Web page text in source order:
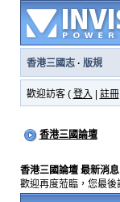
香港三國志· 版規
歡迎訪客 ( 登入 註冊
香港三國論壇
香港三國論壇 最新消息
歡迎再度蒞臨，您最